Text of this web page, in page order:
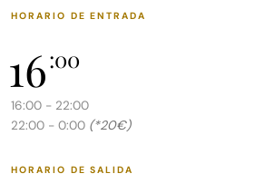
kleine Familien oder Freundesgruppen.
Extras:
Highspeed-WLAN-Verbindung.
Diese Wohnung bietet eine perfekte
HORARIO DE ENTRADA
16:00
16:00 - 22:00
22:00 - 0:00 (*20€)
HORARIO DE SALIDA